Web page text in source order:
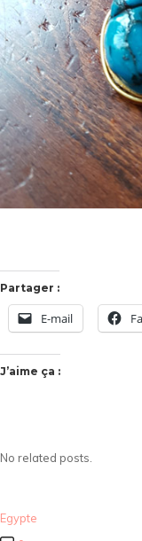
Partager :
E-mail
J’aime ça :
No related posts.
Egypte